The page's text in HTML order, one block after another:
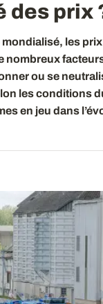
des prix
les
nombreux
ou se
les conditions
en jeu dans